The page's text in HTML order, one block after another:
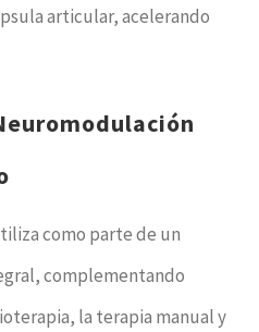
articular, acelerando
como parte de un
complementando
la terapia manual y